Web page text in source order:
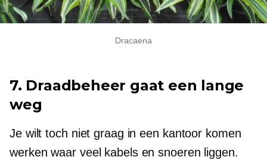
Dracaena
7. Draadbeheer gaat een lange
weg
Je wilt toch niet graag in een kantoor komen
werken waar veel kabels en snoeren liggen.